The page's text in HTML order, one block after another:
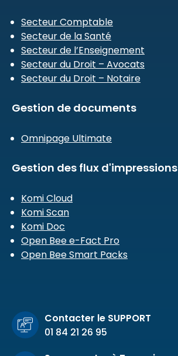
Secteur Comptable
Secteur de la Santé
Secteur de l’Enseignement
Secteur du Droit – Avocats
Secteur du Droit – Notaire
Gestion de documents
Omnipage Ultimate
Gestion des flux d'impressions
Komi Cloud
Komi Scan
Komi Doc
Open Bee e-Fact Pro
Open Bee Smart Packs
Contacter le SUPPORT
01 84 21 26 95